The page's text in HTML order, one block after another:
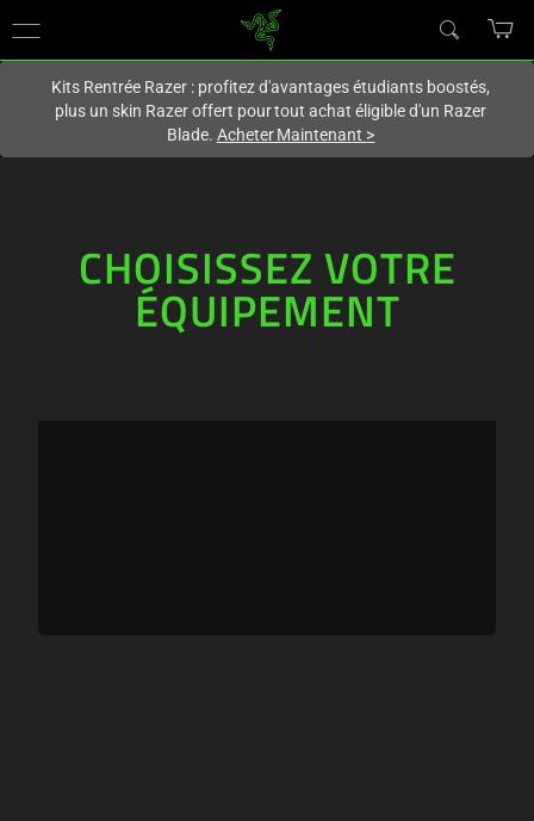
Vous êtes actuellement sur le site
Kits Rentrée Razer : profitez d'avantages étudiants boostés,
plus un skin Razer offert pour tout achat éligible d'un Razer
Blade. Acheter Maintenant >
CHOISISSEZ VOTRE
ÉQUIPEMENT